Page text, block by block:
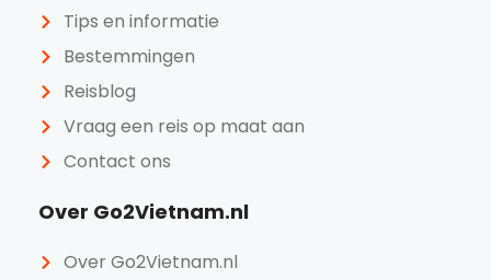
Tips en informatie
Bestemmingen
Reisblog
Vraag een reis op maat aan
Contact ons
Over Go2Vietnam.nl
Over Go2Vietnam.nl